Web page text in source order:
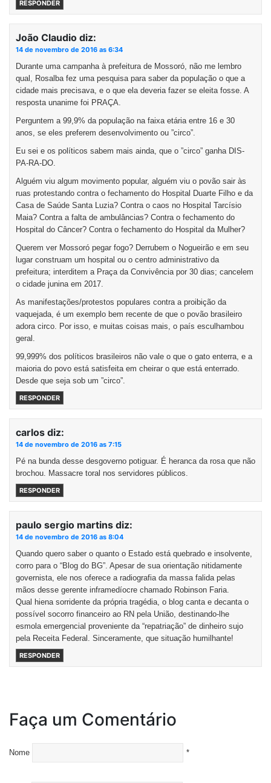
RESPONDER
João Claudio diz:
14 de novembro de 2016 as 6:34
Durante uma campanha à prefeitura de Mossoró, não me lembro
qual, Rosalba fez uma pesquisa para saber da população o que a
cidade mais precisava, e o que ela deveria fazer se eleita fosse. A
resposta unanime foi PRAÇA.
Perguntem a 99,9% da população na faixa etária entre 16 e 30
anos, se eles preferem desenvolvimento ou ”circo”.
Eu sei e os políticos sabem mais ainda, que o ”circo” ganha DIS-
PA-RA-DO.
Alguém viu algum movimento popular, alguém viu o povão sair às
ruas protestando contra o fechamento do Hospital Duarte Filho e da
Casa de Saúde Santa Luzia? Contra o caos no Hospital Tarcísio
Maia? Contra a falta de ambulâncias? Contra o fechamento do
Hospital do Câncer? Contra o fechamento do Hospital da Mulher?
Querem ver Mossoró pegar fogo? Derrubem o Nogueirão e em seu
lugar construam um hospital ou o centro administrativo da
prefeitura; interditem a Praça da Convivência por 30 dias; cancelem
o cidade junina em 2017.
As manifestações/protestos populares contra a proibição da
vaquejada, é um exemplo bem recente de que o povão brasileiro
adora circo. Por isso, e muitas coisas mais, o país esculhambou
geral.
99,999% dos políticos brasileiros não vale o que o gato enterra, e a
maioria do povo está satisfeita em cheirar o que está enterrado.
Desde que seja sob um ”circo”.
RESPONDER
carlos diz:
14 de novembro de 2016 as 7:15
Pé na bunda desse desgoverno potiguar. É heranca da rosa que não
brochou. Massacre toral nos servidores públicos.
RESPONDER
paulo sergio martins diz:
14 de novembro de 2016 as 8:04
Quando quero saber o quanto o Estado está quebrado e insolvente,
corro para o “Blog do BG”. Apesar de sua orientação nitidamente
governista, ele nos oferece a radiografia da massa falida pelas
mãos desse gerente inframedíocre chamado Robinson Faria.
Qual hiena sorridente da própria tragédia, o blog canta e decanta o
possível socorro financeiro ao RN pela União, destinando-lhe
esmola emergencial proveniente da “repatriação” de dinheiro sujo
pela Receita Federal. Sinceramente, que situação humilhante!
RESPONDER
Faça um Comentário
Nome *